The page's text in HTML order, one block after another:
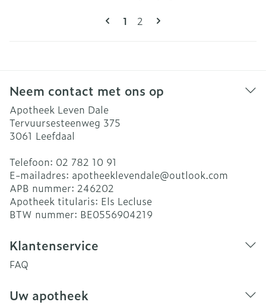
Pagina's
U lees momenteel pagina
1 Pagina
2
Neem contact met ons op
Apotheek Leven Dale
Tervuursesteenweg 375
3061 Leefdaal
Telefoon: 02 782 10 91
E-mailadres: apotheeklevendale@outlook.com
APB nummer: 246202
Apotheek titularis: Els Lecluse
BTW nummer: BE0556904219
Klantenservice
FAQ
Uw apotheek